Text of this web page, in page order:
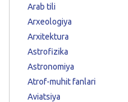
Arab tili
Arxeologiya
Arxitektura
Astrofizika
Astronomiya
Atrof-muhit fanlari
Aviatsiya